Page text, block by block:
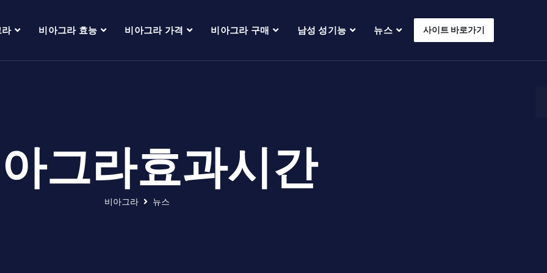
비아그라 효능 비아그라 가격 비아그라 구매 남성 성기능 뉴스 사이트 바로가기
그라효과시간
비아그라 뉴스